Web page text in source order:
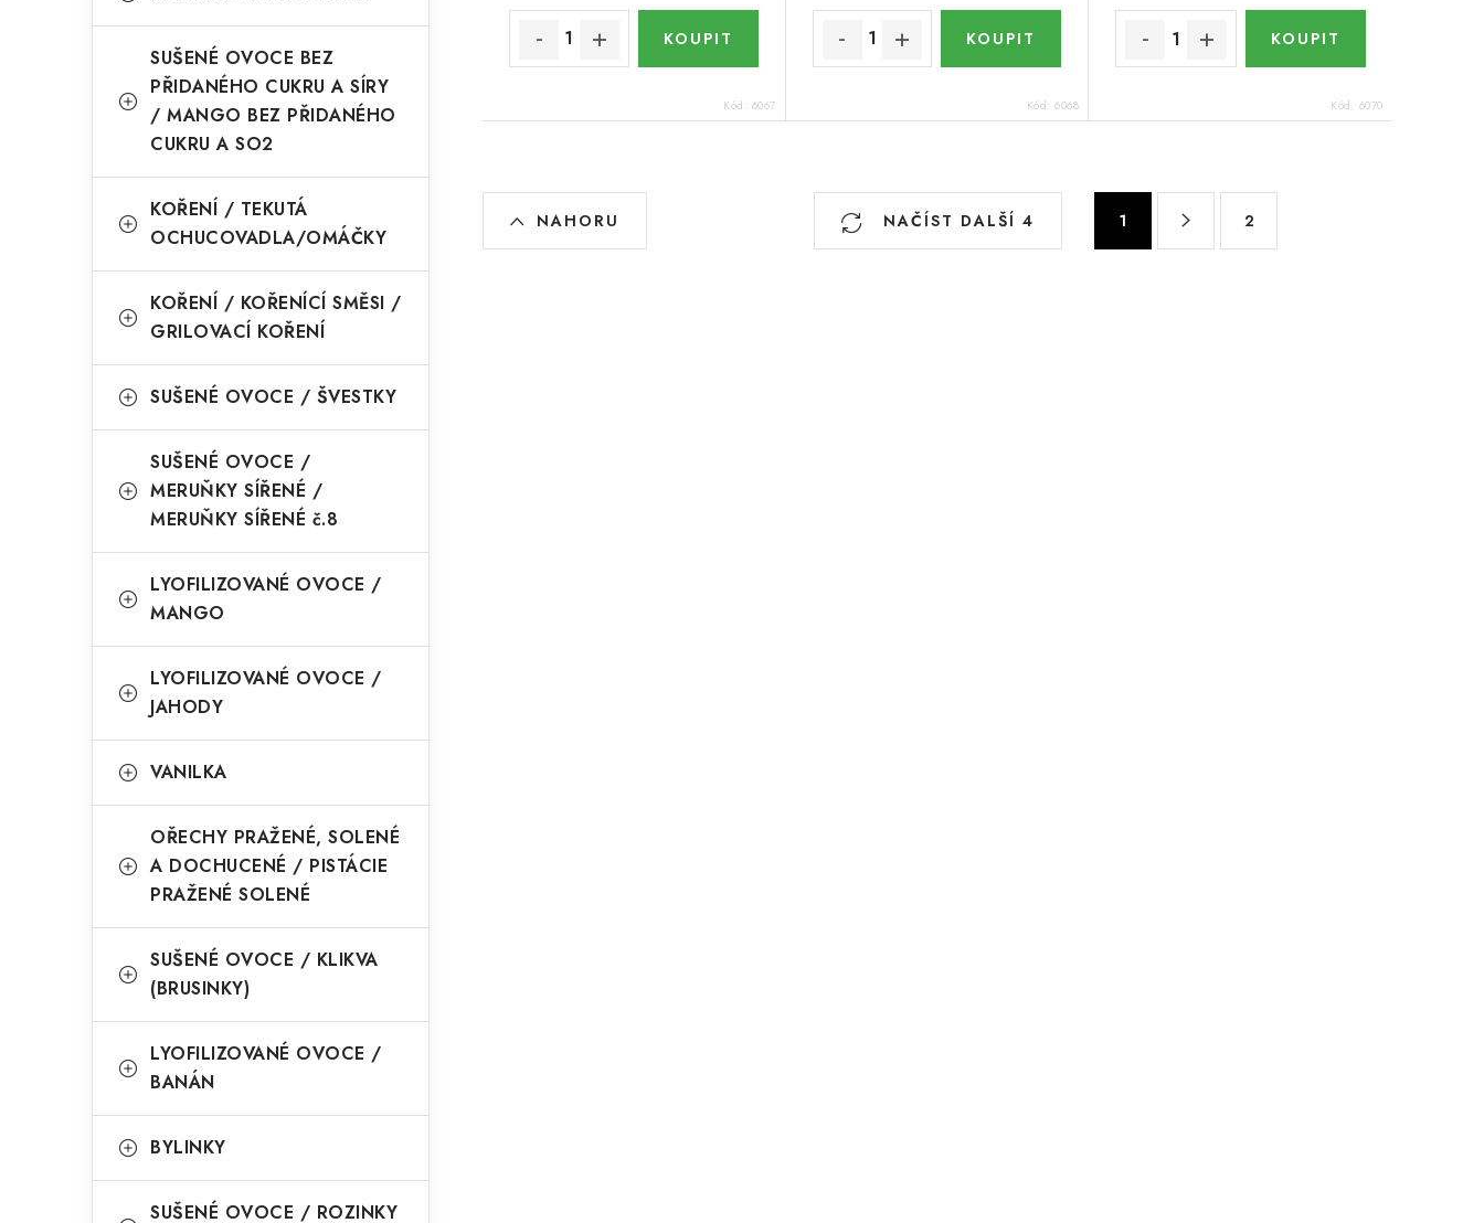
SUŠENÉ OVOCE BEZ
PŘIDANÉHO CUKRU A SÍRY
/ MANGO BEZ PŘIDANÉHO
CUKRU A SO2
KOŘENÍ / TEKUTÁ
OCHUCOVADLA/OMÁČKY
KOŘENÍ / KOŘENÍCÍ SMĚSI /
GRILOVACÍ KOŘENÍ
SUŠENÉ OVOCE / ŠVESTKY
SUŠENÉ OVOCE /
MERUŇKY SÍŘENÉ /
MERUŇKY SÍŘENÉ č.8
LYOFILIZOVANÉ OVOCE /
MANGO
LYOFILIZOVANÉ OVOCE /
JAHODY
VANILKA
OŘECHY PRAŽENÉ, SOLENÉ
A DOCHUCENÉ / PISTÁCIE
PRAŽENÉ SOLENÉ
SUŠENÉ OVOCE / KLIKVA
(BRUSINKY)
LYOFILIZOVANÉ OVOCE /
BANÁN
BYLINKY
SUŠENÉ OVOCE / ROZINKY
Kód: 6067 Kód:6068 Kód: 6070
v
NAČÍST DALŠÍ 4 1 2
NAHORU